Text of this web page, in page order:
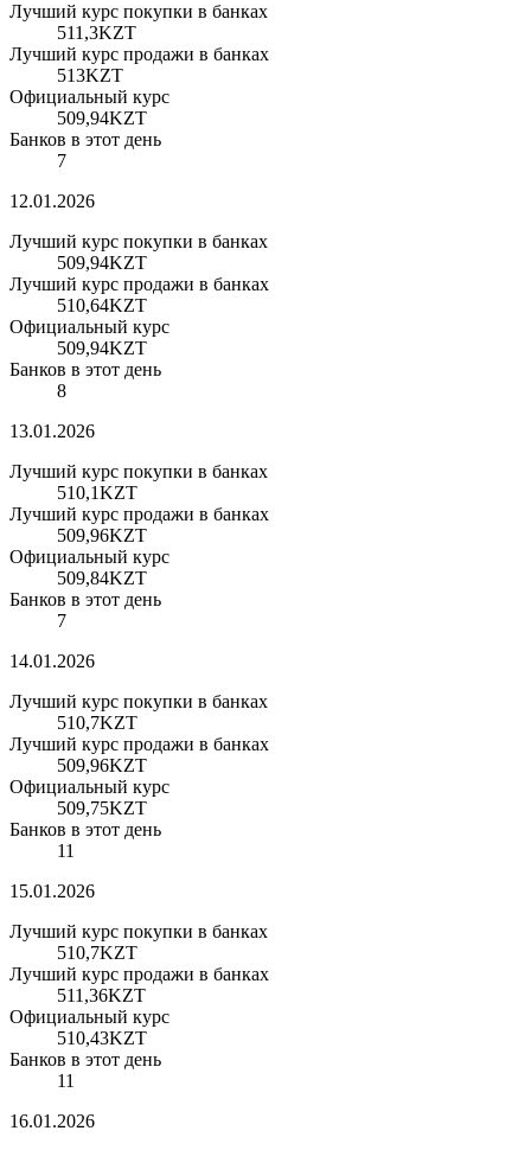
Лучший курс покупки в банках
511,3KZT
Лучший курс продажи в банках
513KZT
Официальный курс
509,94KZT
Банков в этот день
7
12.01.2026
Лучший курс покупки в банках
509,94KZT
Лучший курс продажи в банках
510,64KZT
Официальный курс
509,94KZT
Банков в этот день
8
13.01.2026
Лучший курс покупки в банках
510,1KZT
Лучший курс продажи в банках
509,96KZT
Официальный курс
509,84KZT
Банков в этот день
7
14.01.2026
Лучший курс покупки в банках
510,7KZT
Лучший курс продажи в банках
509,96KZT
Официальный курс
509,75KZT
Банков в этот день
11
15.01.2026
Лучший курс покупки в банках
510,7KZT
Лучший курс продажи в банках
511,36KZT
Официальный курс
510,43KZT
Банков в этот день
11
16.01.2026